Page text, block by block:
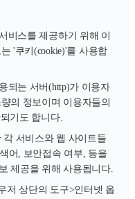
비스를 제공하기 위해 이
'쿠키(cookie)'를 사용합
되는 서버(http)가 이용자
의 정보이며 이용자들의
기도 합니다.
서비스와 웹 사이트들
어, 보안접속 여부, 등을
제공을 위해 사용됩니다.
저 상단의 도구>인터넷 옵